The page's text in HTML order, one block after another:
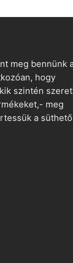
meg bennünk
hogy
szintén
meg
a süthető